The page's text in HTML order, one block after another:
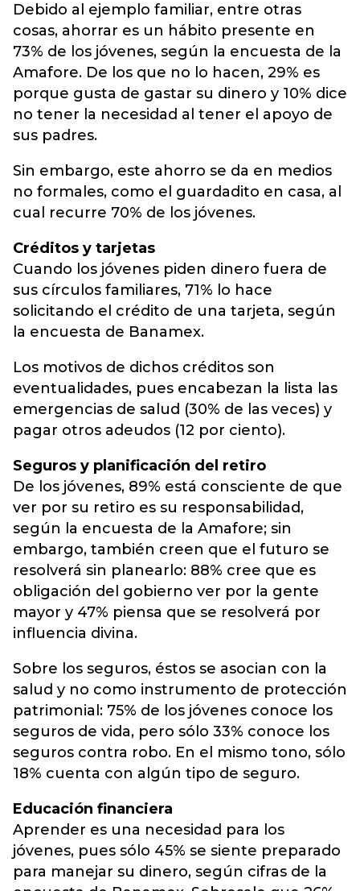
Debido al ejemplo familiar, entre otras
cosas, ahorrar es un hábito presente en
73% de los jóvenes, según la encuesta de la
Amafore. De los que no lo hacen, 29% es
porque gusta de gastar su dinero y 10% dice
no tener la necesidad al tener el apoyo de
sus padres.
Sin embargo, este ahorro se da en medios
no formales, como el guardadito en casa, al
cual recurre 70% de los jóvenes.
Créditos y tarjetas
Cuando los jóvenes piden dinero fuera de
sus círculos familiares, 71% lo hace
solicitando el crédito de una tarjeta, según
la encuesta de Banamex.
Los motivos de dichos créditos son
eventualidades, pues encabezan la lista las
emergencias de salud (30% de las veces) y
pagar otros adeudos (12 por ciento).
Seguros y planificación del retiro
De los jóvenes, 89% está consciente de que
ver por su retiro es su responsabilidad,
según la encuesta de la Amafore; sin
embargo, también creen que el futuro se
resolverá sin planearlo: 88% cree que es
obligación del gobierno ver por la gente
mayor y 47% piensa que se resolverá por
influencia divina.
Sobre los seguros, éstos se asocian con la
salud y no como instrumento de protección
patrimonial: 75% de los jóvenes conoce los
seguros de vida, pero sólo 33% conoce los
seguros contra robo. En el mismo tono, sólo
18% cuenta con algún tipo de seguro.
Educación financiera
Aprender es una necesidad para los
jóvenes, pues sólo 45% se siente preparado
para manejar su dinero, según cifras de la